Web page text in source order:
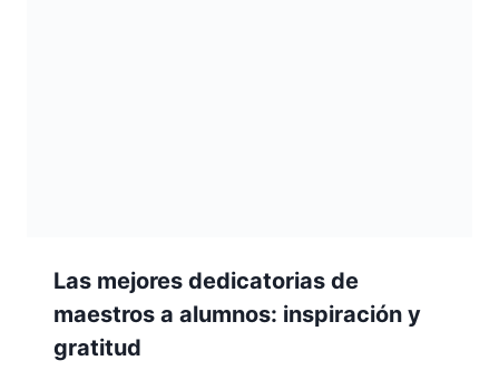
Las mejores dedicatorias de
maestros a alumnos: inspiración y
gratitud